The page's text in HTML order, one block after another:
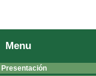
Menu
Presentación